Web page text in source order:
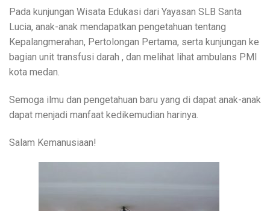
Pada kunjungan Wisata Edukasi dari Yayasan SLB Santa
Lucia, anak-anak mendapatkan pengetahuan tentang
Kepalangmerahan, Pertolongan Pertama, serta kunjungan ke
bagian unit transfusi darah , dan melihat lihat ambulans PMI
kota medan.
Semoga ilmu dan pengetahuan baru yang di dapat anak-anak
dapat menjadi manfaat kedikemudian harinya.
Salam Kemanusiaan!